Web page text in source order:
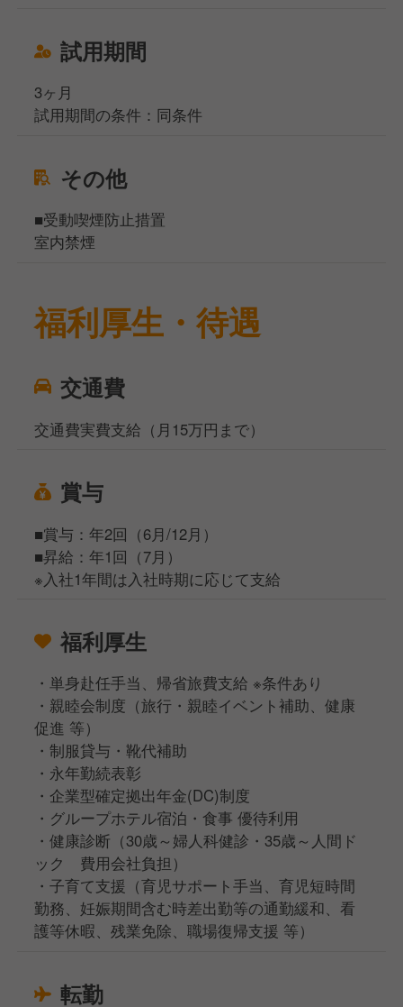
試用期間
3ヶ月
試用期間の条件：同条件
その他
■受動喫煙防止措置
室内禁煙
福利厚生・待遇
交通費
交通費実費支給（月15万円まで）
賞与
■賞与：年2回（6月/12月）
■昇給：年1回（7月）
※入社1年間は入社時期に応じて支給
福利厚生
・単身赴任手当、帰省旅費支給 ※条件あり
・親睦会制度（旅行・親睦イベント補助、健康
促進 等）
・制服貸与・靴代補助
・永年勤続表彰
・企業型確定拠出年金(DC)制度
・グループホテル宿泊・食事 優待利用
・健康診断（30歳～婦人科健診・35歳～人間ド
ック 費用会社負担）
・子育て支援（育児サポート手当、育児短時間
勤務、妊娠期間含む時差出勤等の通勤緩和、看
護等休暇、残業免除、職場復帰支援 等）
転勤